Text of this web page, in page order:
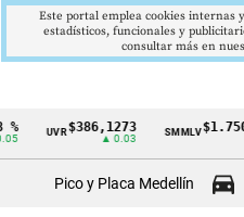
Cintillo
UVR$386,1273
▲ 0.03
SMMLV
Pico y Placa Medellín
Este portal emplea cookies internas
estadísticos, funcionales y
consultar más en